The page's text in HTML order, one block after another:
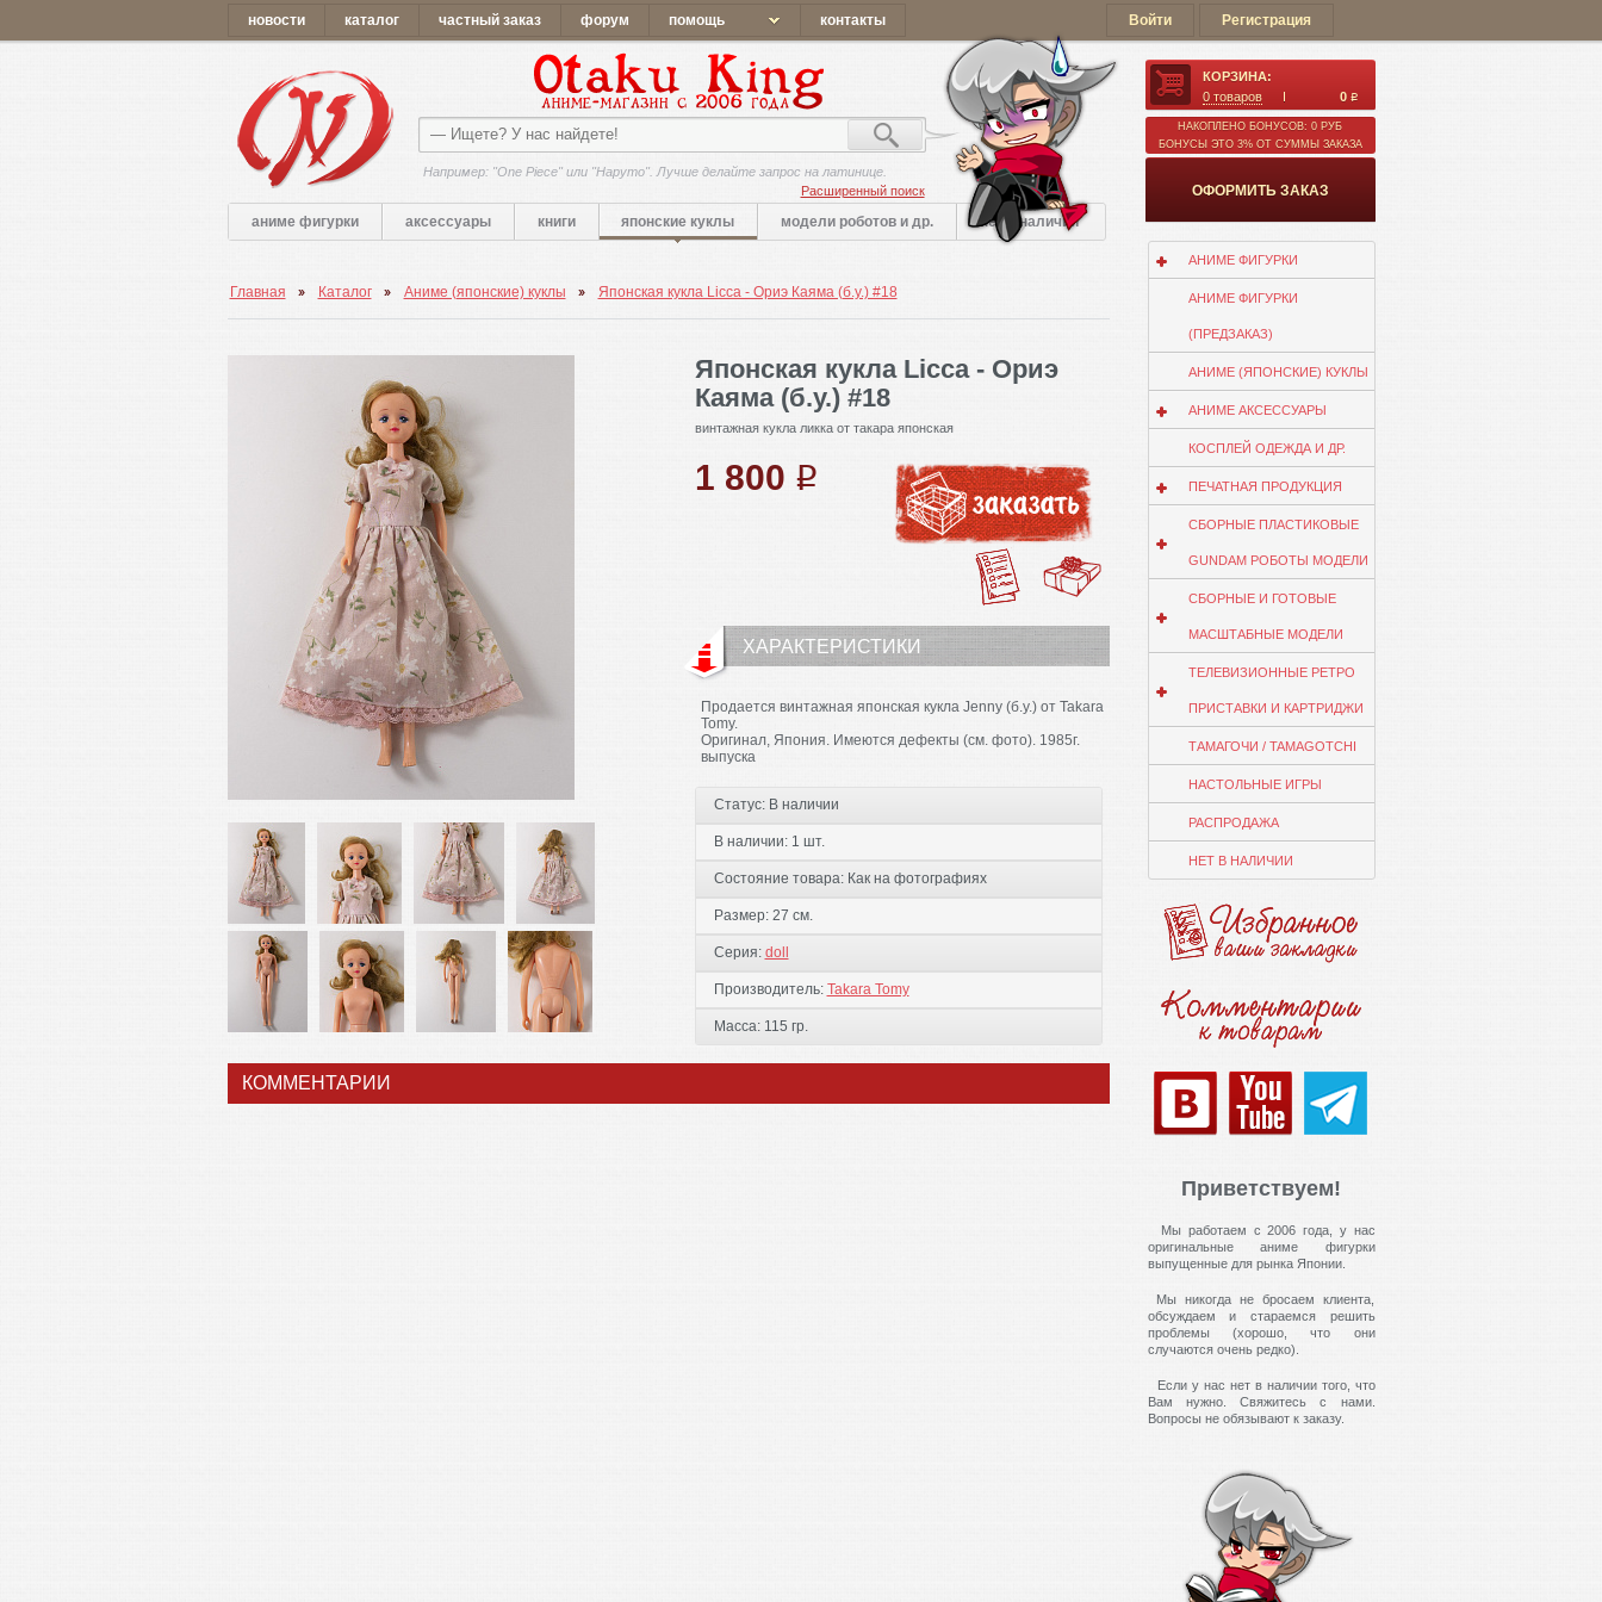
новости каталог частный заказ форум помощь контакты Войти Регистрация
Например: "One Piece" или "Наруто". Лучше делайте запрос на латинице.
Расширенный поиск
КОРЗИНА:
0товаров 0 q
НАКОПЛЕНО БОНУСОВ: 0 РУБ
БОНУСЫ ЭТО 3% ОТ СУММЫ ЗАКАЗА
ОФОРМИТЬ ЗАКАЗ
аниме фигурки
аксессуары книги японские куклы модели роботов и др. нет в наличии
Главная Каталог Аниме (японские) куклы Японская кукла Licca - Ориэ Каяма (б.у.) #18
Японская кукла Licca - Ориэ
Каяма (б.у.) #18
винтажная кукла ликка от такара японская
1 800 q
ХАРАКТЕРИСТИКИ
Продается винтажная японская кукла Jenny (б.у.) от Takara
Tomy.
Оригинал, Япония. Имеются дефекты (см. фото). 1985г.
выпуска
Статус: В наличии
В наличии: 1 шт.
Состояние товара: Как на фотографиях
Размер: 27 см.
Серия: doll
Производитель: Takara Tomy
Масса: 115 гр.
КОММЕНТАРИИ
АНИМЕ ФИГУРКИ
АНИМЕ ФИГУРКИ
(ПРЕДЗАКАЗ)
АНИМЕ (ЯПОНСКИЕ) КУКЛЫ
АНИМЕ АКСЕССУАРЫ
КОСПЛЕЙ ОДЕЖДА И ДР.
ПЕЧАТНАЯ ПРОДУКЦИЯ
СБОРНЫЕ ПЛАСТИКОВЫЕ
GUNDAM РОБОТЫ МОДЕЛИ
СБОРНЫЕ И ГОТОВЫЕ
МАСШТАБНЫЕ МОДЕЛИ
ТЕЛЕВИЗИОННЫЕ РЕТРО
ПРИСТАВКИ И КАРТРИДЖИ
ТАМАГОЧИ / TAMAGOTCHI
НАСТОЛЬНЫЕ ИГРЫ
РАСПРОДАЖА
НЕТ В НАЛИЧИИ
Приветствуем!
Мы работаем с 2006 года, у нас
оригинальные аниме фигурки
выпущенные для рынка Японии.
Мы никогда не бросаем клиента,
обсуждаем и стараемся решить
проблемы (хорошо, что они
случаются очень редко).
Если у нас нет в наличии того, что
Вам нужно. Свяжитесь с нами.
Вопросы не обязывают к заказу.